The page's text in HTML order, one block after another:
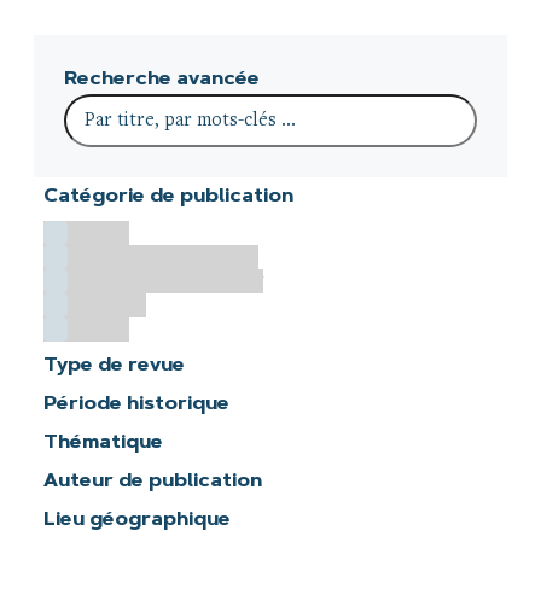
Recherche avancée
Catégorie de publication
Type de revue
Période historique
Thématique
Auteur de publication
Lieu géographique